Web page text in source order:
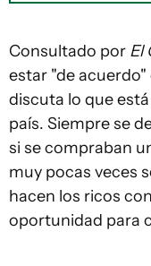
Consultado por El
estar "de acuerdo"
discuta lo que
país. Siempre se
si se compraban
muy pocas veces
hacen los ricos
oportunidad para